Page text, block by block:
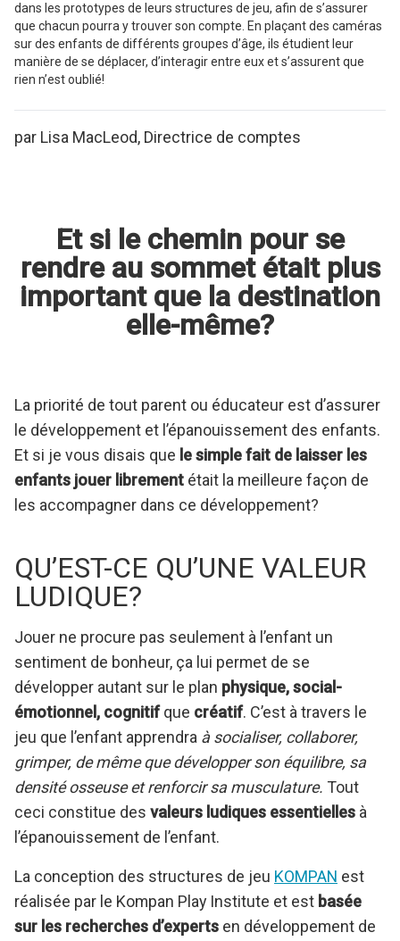
dans les prototypes de leurs structures de jeu, afin de s’assurer
que chacun pourra y trouver son compte. En plaçant des caméras
sur des enfants de différents groupes d’âge, ils étudient leur
manière de se déplacer, d’interagir entre eux et s’assurent que
rien n’est oublié!
par Lisa MacLeod, Directrice de comptes
Et si le chemin pour se
rendre au sommet était plus
important que la destination
elle-même?
La priorité de tout parent ou éducateur est d’assurer
le développement et l’épanouissement des enfants.
Et si je vous disais que le simple fait de laisser les
enfants jouer librement était la meilleure façon de
les accompagner dans ce développement?
QU’EST-CE QU’UNE VALEUR
LUDIQUE?
Jouer ne procure pas seulement à l’enfant un
sentiment de bonheur, ça lui permet de se
développer autant sur le plan physique, social-
émotionnel, cognitifque créatif. C’est à travers le
jeu que l’enfant apprendra à socialiser, collaborer,
grimper, de même que développer son équilibre, sa
densité osseuse et renforcir sa musculature. Tout
ceci constitue des valeurs ludiques essentielles à
l’épanouissement de l’enfant.
La conception des structures de jeu KOMPAN est
réalisée par le Kompan Play Institute et est basée
sur les recherches d’experts en développement de